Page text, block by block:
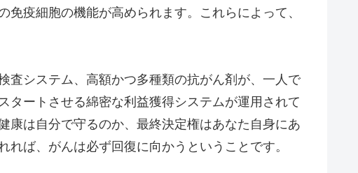
疫細胞の機能が高められます。これらによって、
システム、高額かつ多種類の抗がん剤が、一人で
タートさせる綿密な利益獲得システムが運用されて
康は自分で守るのか、最終決定権はあなた自身にあ
ば、がんは必ず回復に向かうということです。